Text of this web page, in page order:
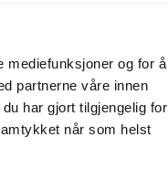
mediefunksjoner og for å
partnerne våre innen
har gjort tilgjengelig for
når som helst